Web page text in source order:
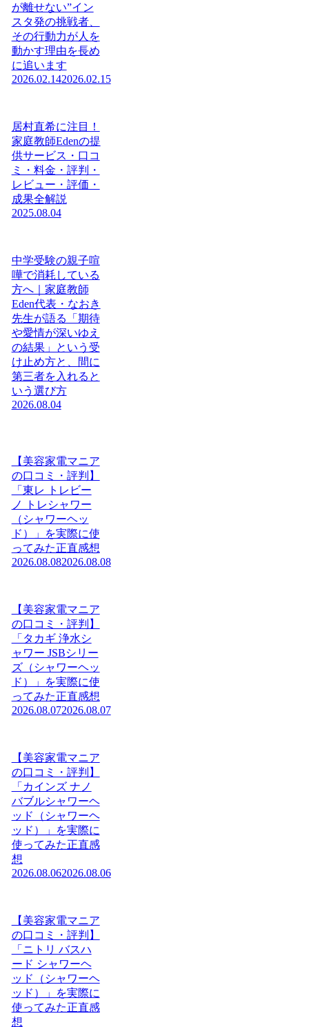
が離せない”イン
スタ発の挑戦者、
その行動力が人を
動かす理由を長め
に追います
2026.02.142026.02.15
居村直希に注目！
家庭教師Edenの提
供サービス・口コ
ミ・料金・評判・
レビュー・評価・
成果全解説
2025.08.04
中学受験の親子喧
嘩で消耗している
方へ｜家庭教師
Eden代表・なおき
先生が語る「期待
や愛情が深いゆえ
の結果」という受
け止め方と、間に
第三者を入れると
いう選び方
2026.08.04
【美容家電マニア
の口コミ・評判】
「東レ トレビー
ノ トレシャワー
（シャワーヘッ
ド）」を実際に使
ってみた正直感想
2026.08.082026.08.08
【美容家電マニア
の口コミ・評判】
「タカギ 浄水シ
ャワー JSBシリー
ズ（シャワーヘッ
ド）」を実際に使
ってみた正直感想
2026.08.072026.08.07
【美容家電マニア
の口コミ・評判】
「カインズ ナノ
バブルシャワーヘ
ッド（シャワーヘ
ッド）」を実際に
使ってみた正直感
想
2026.08.062026.08.06
【美容家電マニア
の口コミ・評判】
「ニトリ バスハ
ード シャワーヘ
ッド（シャワーヘ
ッド）」を実際に
使ってみた正直感
想